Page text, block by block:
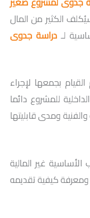
الكثير من المال
لـ دراسة جدوى
بجمعها لإجراء
للمشروع دائما
والفنية ومدى قابليتها
الأساسية غير المالية
كيفية تقديمه